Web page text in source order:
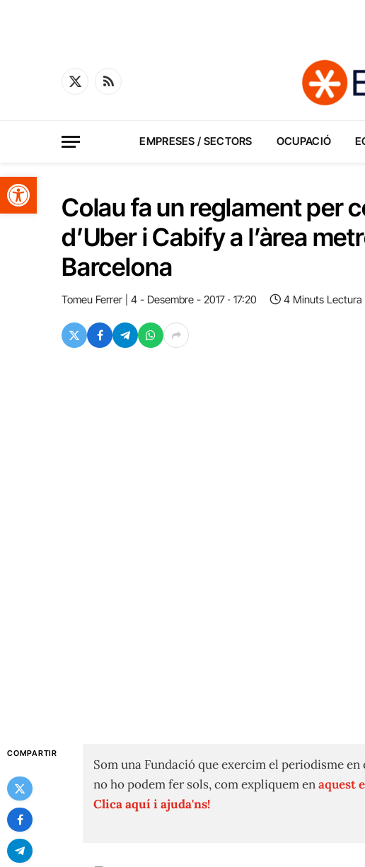
Obre la barra d'eines
X
RSS
EMPRESES / SECTORS OCUPACIÓ
Colau fa un reglament per
d’Uber i Cabify a l’àrea
Barcelona
Tomeu Ferrer 4 - Desembre - 2017 · 17:20 4 Minuts Lectura
COMPARTIR
Som una Fundació que exercim el periodisme
no ho podem fer sols, com expliquem enaquest
Clica aquí i ajuda'ns!